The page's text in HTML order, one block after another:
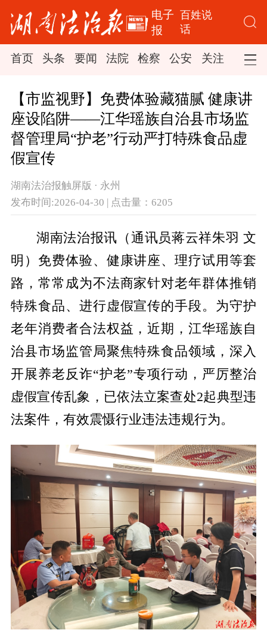
电子
报
百姓说
话
首页 头条 要闻 法院 检察 公安 关注 司法
【市监视野】免费体验藏猫腻 健康讲
座设陷阱——江华瑶族自治县市场监
督管理局“护老”行动严打特殊食品虚
假宣传
湖南法治报触屏版 · 永州
发布时间:2026-04-30 | 点击量：6205
湖南法治报讯（通讯员蒋云祥朱羽 文
明）免费体验、健康讲座、理疗试用等套
路，常常成为不法商家针对老年群体推销
特殊食品、进行虚假宣传的手段。为守护
老年消费者合法权益，近期，江华瑶族自
治县市场监管局聚焦特殊食品领域，深入
开展养老反诈“护老”专项行动，严厉整治
虚假宣传乱象，已依法立案查处2起典型违
法案件，有效震慑行业违法违规行为。